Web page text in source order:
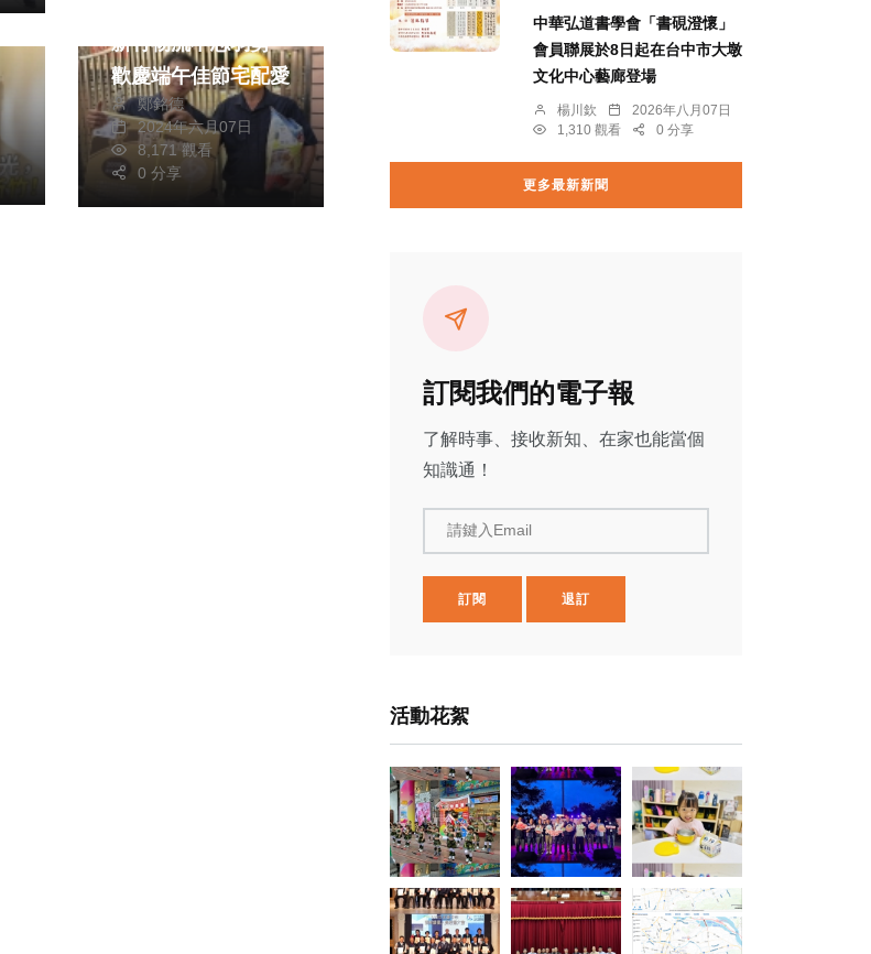
新竹物流不忘弱勢
歡慶端午佳節宅配愛
鄭銘德
2024年六月07日
8,171 觀看
0 分享
中華弘道書學會「書硯澄懷」
會員聯展於8日起在台中市大墩
文化中心藝廊登場
楊川欽
2026年八月07日
1,310 觀看
0 分享
更多最新新聞
訂閱我們的電子報
了解時事、接收新知、在家也能當個
知識通！
請鍵入Email
訂閱 退訂
活動花絮